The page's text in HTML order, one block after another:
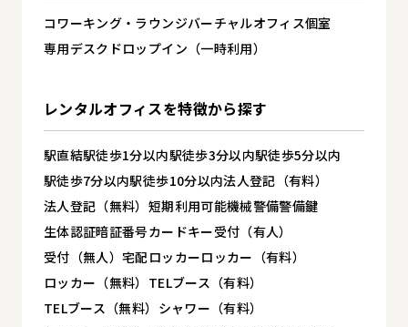
コワーキング・ラウンジバーチャルオフィス個室
専用デスク ドロップイン（一時利用）
レンタルオフィスを特徴から探す
駅直結駅徒歩1分以内駅徒歩3分以内駅徒歩5分以内
駅徒歩7分以内駅徒歩10分以内法人登記（有料）
法人登記（無料） 短期利用可能機械警備警備鍵
生体認証暗証番号カードキー受付（有人）
受付（無人）宅配ロッカーロッカー（有料）
ロッカー（無料） TELブース（有料）
TELブース（無料） シャワー（有料）